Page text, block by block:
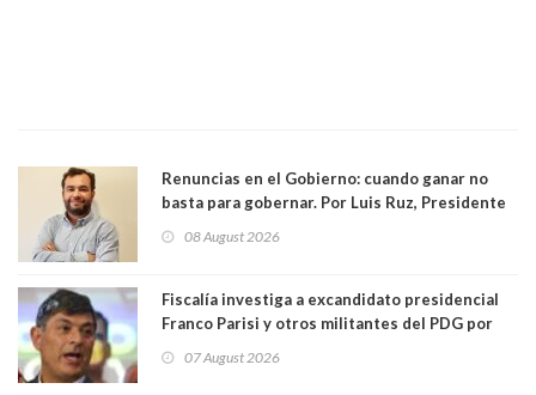
Renuncias en el Gobierno: cuando ganar no
basta para gobernar. Por Luis Ruz, Presidente
08 August 2026
Fiscalía investiga a excandidato presidencial
Franco Parisi y otros militantes del PDG por
07 August 2026